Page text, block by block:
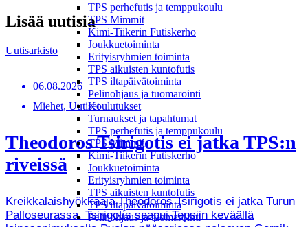
TPS perhefutis ja temppukoulu
TPS Mimmit
Kimi-Tiikerin Futiskerho
Joukkuetoiminta
Erityisryhmien toiminta
TPS aikuisten kuntofutis
TPS iltapäivätoiminta
Pelinohjaus ja tuomarointi
Koulutukset
Turnaukset ja tapahtumat
TPS perhefutis ja temppukoulu
TPS Mimmit
Kimi-Tiikerin Futiskerho
Joukkuetoiminta
Erityisryhmien toiminta
TPS aikuisten kuntofutis
TPS iltapäivätoiminta
Pelinohjaus ja tuomarointi
Lisää uutisia
Uutisarkisto
06.08.2026
Miehet, Uutiset
Theodoros Tsirigotis ei jatka TPS:n
riveissä
Kreikkalaishyökkääjä Theodoros Tsirigotis ei jatka Turun
Palloseurassa. Tsirigotis saapui Tepsiin keväällä